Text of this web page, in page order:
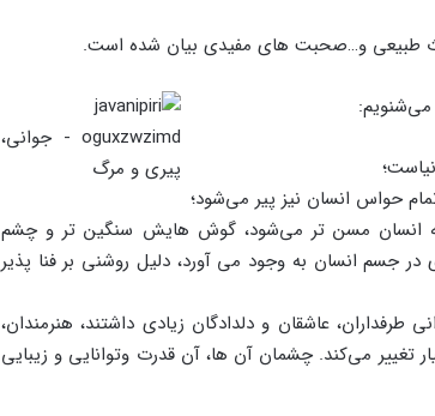
طبیعی و…صحبت های مفیدی بیان شده است.
می‌شنویم:
حواس انسان نیز پیر می‌شود؛
انسان مسن تر می‌شود، گوش هایش سنگین تر و چشم
انسان به وجود می آورد، دلیل روشنی بر فنا پذیر
عاشقان و دلدادگان زیادی داشتند، هنرمندان،
تغییر می‌کند. چشمان آن ها، آن قدرت وتوانایی و زیبایی